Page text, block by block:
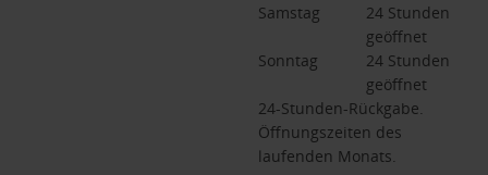
Samstag
24 Stunden
geöffnet
Sonntag
24 Stunden
geöffnet
24-Stunden-Rückgabe.
Öffnungszeiten des
laufenden Monats.